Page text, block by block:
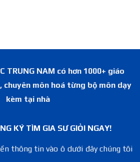
TRUNG NAM có hơn 1000+ giáo
chuyên môn hoá từng bộ môn dạy
kèm tại nhà
KÝ TÌM GIA SƯ GIỎI NGAY!
thông tin vào ô dưới đây chúng tôi